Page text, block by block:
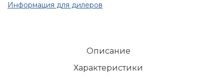
Информация для дилеров
Описание
Характеристики